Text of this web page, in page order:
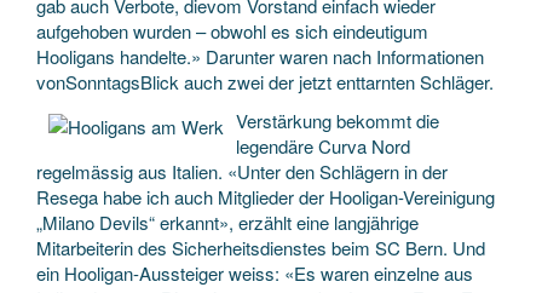
gab auch Verbote, dievom Vorstand einfach wieder
aufgehoben wurden – obwohl es sich eindeutigum
Hooligans handelte.» Darunter waren nach Informationen
vonSonntagsBlick auch zwei der jetzt enttarnten Schläger.
Verstärkung bekommt die
legendäre Curva Nord
regelmässig aus Italien. «Unter den Schlägern in der
Resega habe ich auch Mitglieder der Hooligan-Vereinigung
„Milano Devils“ erkannt», erzählt eine langjährige
Mitarbeiterin des Sicherheitsdienstes beim SC Bern. Und
ein Hooligan-Aussteiger weiss: «Es waren einzelne aus